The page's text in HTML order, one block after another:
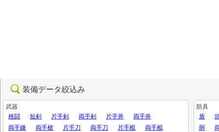
装備データ絞込み
武器
格闘
短剣 片手剣 両手剣 片手斧
両手斧
両手鎌
両手槍 片手刀 両手刀 片手棍
両手棍
防具
盾
胴